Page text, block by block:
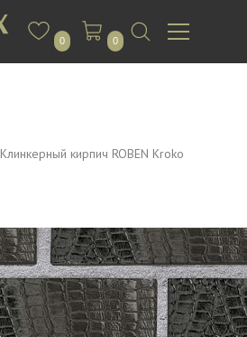
0 0
Клинкерный кирпич ROBEN Kroko